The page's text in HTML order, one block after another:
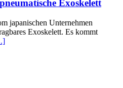
Exoskelett
japanischen Unternehmen
Exoskelett. Es kommt